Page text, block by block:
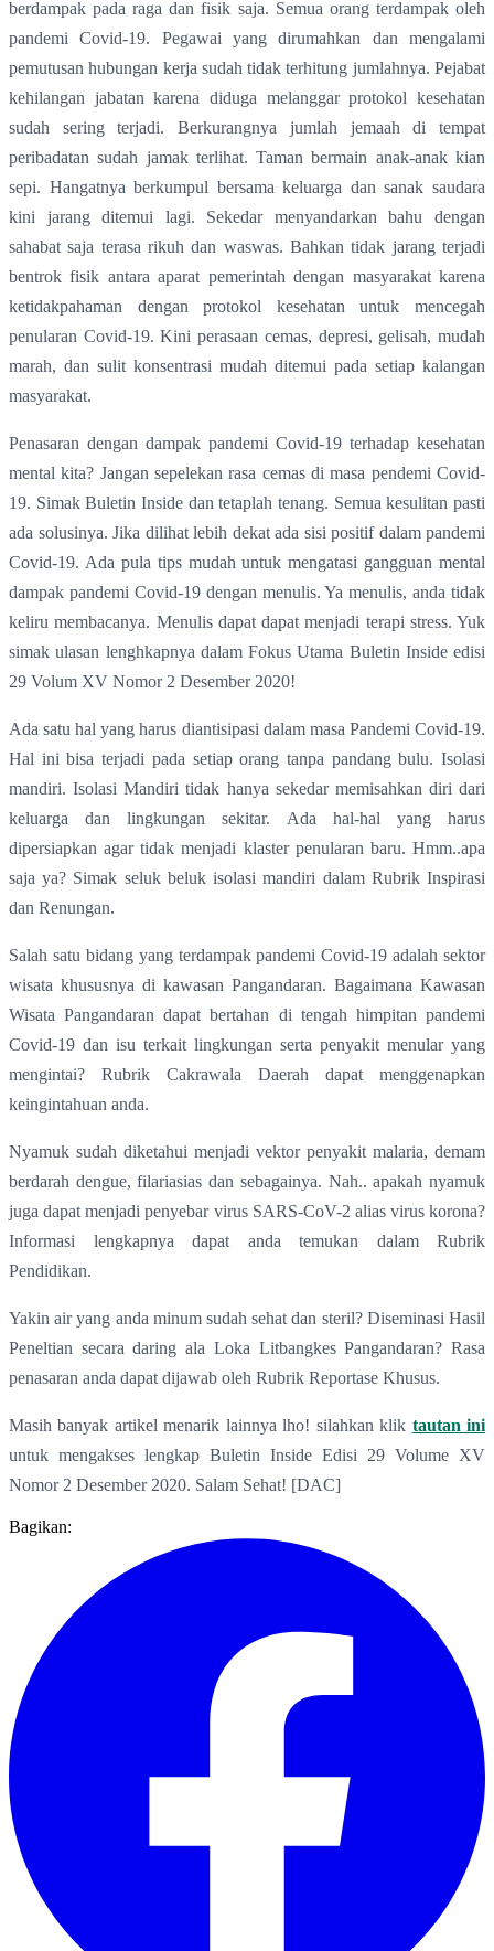
berdampak pada raga dan fisik saja. Semua orang terdampak oleh
pandemi Covid-19. Pegawai yang dirumahkan dan mengalami
pemutusan hubungan kerja sudah tidak terhitung jumlahnya. Pejabat
kehilangan jabatan karena diduga melanggar protokol kesehatan
sudah sering terjadi. Berkurangnya jumlah jemaah di tempat
peribadatan sudah jamak terlihat. Taman bermain anak-anak kian
sepi. Hangatnya berkumpul bersama keluarga dan sanak saudara
kini jarang ditemui lagi. Sekedar menyandarkan bahu dengan
sahabat saja terasa rikuh dan waswas. Bahkan tidak jarang terjadi
bentrok fisik antara aparat pemerintah dengan masyarakat karena
ketidakpahaman dengan protokol kesehatan untuk mencegah
penularan Covid-19. Kini perasaan cemas, depresi, gelisah, mudah
marah, dan sulit konsentrasi mudah ditemui pada setiap kalangan
masyarakat.
Penasaran dengan dampak pandemi Covid-19 terhadap kesehatan
mental kita? Jangan sepelekan rasa cemas di masa pendemi Covid-
19. Simak Buletin Inside dan tetaplah tenang. Semua kesulitan pasti
ada solusinya. Jika dilihat lebih dekat ada sisi positif dalam pandemi
Covid-19. Ada pula tips mudah untuk mengatasi gangguan mental
dampak pandemi Covid-19 dengan menulis. Ya menulis, anda tidak
keliru membacanya. Menulis dapat dapat menjadi terapi stress. Yuk
simak ulasan lenghkapnya dalam Fokus Utama Buletin Inside edisi
29 Volum XV Nomor 2 Desember 2020!
Ada satu hal yang harus diantisipasi dalam masa Pandemi Covid-19.
Hal ini bisa terjadi pada setiap orang tanpa pandang bulu. Isolasi
mandiri. Isolasi Mandiri tidak hanya sekedar memisahkan diri dari
keluarga dan lingkungan sekitar. Ada hal-hal yang harus
dipersiapkan agar tidak menjadi klaster penularan baru. Hmm..apa
saja ya? Simak seluk beluk isolasi mandiri dalam Rubrik Inspirasi
dan Renungan.
Salah satu bidang yang terdampak pandemi Covid-19 adalah sektor
wisata khususnya di kawasan Pangandaran. Bagaimana Kawasan
Wisata Pangandaran dapat bertahan di tengah himpitan pandemi
Covid-19 dan isu terkait lingkungan serta penyakit menular yang
mengintai? Rubrik Cakrawala Daerah dapat menggenapkan
keingintahuan anda.
Nyamuk sudah diketahui menjadi vektor penyakit malaria, demam
berdarah dengue, filariasias dan sebagainya. Nah.. apakah nyamuk
juga dapat menjadi penyebar virus SARS-CoV-2 alias virus korona?
Informasi lengkapnya dapat anda temukan dalam Rubrik
Pendidikan.
Yakin air yang anda minum sudah sehat dan steril? Diseminasi Hasil
Peneltian secara daring ala Loka Litbangkes Pangandaran? Rasa
penasaran anda dapat dijawab oleh Rubrik Reportase Khusus.
Masih banyak artikel menarik lainnya lho! silahkan klik tautan ini
untuk mengakses lengkap Buletin Inside Edisi 29 Volume XV
Nomor 2 Desember 2020. Salam Sehat! [DAC]
Bagikan: